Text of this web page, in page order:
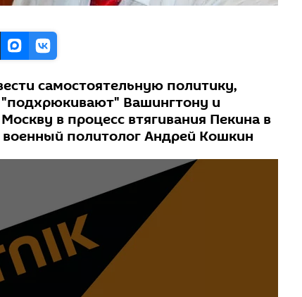
самостоятельную политику,
"подхрюкивают" Вашингтону и
в процесс втягивания Пекина в
военный политолог Андрей Кошкин